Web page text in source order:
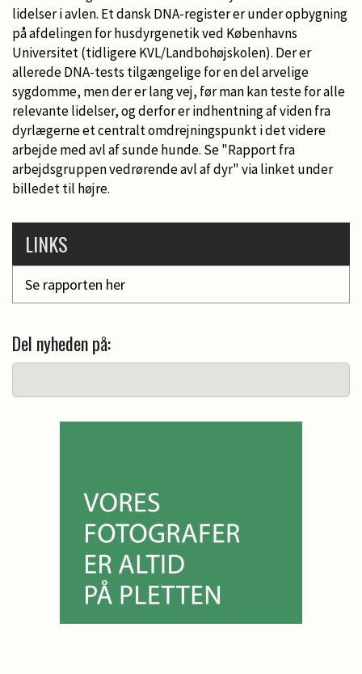
lidelser i avlen. Et dansk DNA-register er under opbygning
på afdelingen for husdyrgenetik ved Københavns
Universitet (tidligere KVL/Landbohøjskolen). Der er
allerede DNA-tests tilgængelige for en del arvelige
sygdomme, men der er lang vej, før man kan teste for alle
relevante lidelser, og derfor er indhentning af viden fra
dyrlægerne et centralt omdrejningspunkt i det videre
arbejde med avl af sunde hunde. Se "Rapport fra
arbejdsgruppen vedrørende avl af dyr" via linket under
billedet til højre.
LINKS
Se rapporten her
Del nyheden på: